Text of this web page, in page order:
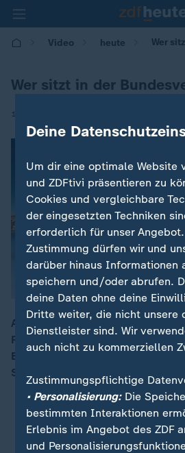
Video heute Wer
Wer sitzt in der
11.02.2017 | 13:48
00:05
Am Sonntag tritt die
Reichstag zusammen, um den
Bundespräsident Joachim Gauck
Sie im Video, wer an der Wahl
Deine
Um dir eine optimale Website
und ZDFtivi präsentieren zu
Cookies und vergleichbare
der eingesetzten Techniken
erforderlich für unser
Zustimmung dürfen wir und
darüber hinaus Informationen
speichern und/oder abrufen.
deine Daten ohne deine
Dritte weiter, die nicht unsere
Dienstleister sind. Wir
auch nicht zu kommerziellen
Zustimmungspflichtige
• Personalisierung:Die
bestimmten Interaktionen
Erlebnis im Angebot des ZDF
und